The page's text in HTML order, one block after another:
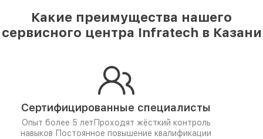
Какие преимущества нашего
сервисного центра Infratech в Казани
Сертифицированные специалисты
Опыт более 5 лет Проходят жёсткий контроль
навыков Постоянное повышение квалификации